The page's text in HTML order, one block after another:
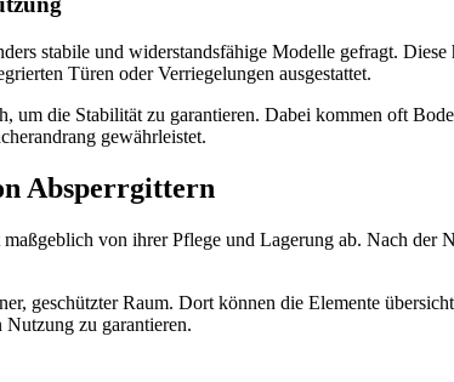
stabile und widerstandsfähige Modelle gefragt.
Türen oder Verriegelungen ausgestattet.
um die Stabilität zu garantieren. Dabei kommen oft
gewährleistet.
Absperrgittern
von ihrer Pflege und Lagerung ab. Nach
geschützter Raum. Dort können die Elemente
Nutzung zu garantieren.